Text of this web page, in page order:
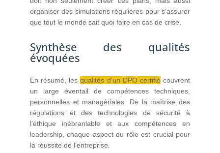
organiser des simulations régulières pour s’assurer
que tout le monde sait quoi faire en cas de crise.
Synthèse des qualités
évoquées
En résumé, lesqualités d’un DPO certifié couvrent
un large éventail de compétences techniques,
personnelles et managériales. De la maîtrise des
régulations et des technologies de sécurité à
l’éthique inébranlable et aux compétences en
leadership, chaque aspect du rôle est crucial pour
la réussite de l’entreprise.